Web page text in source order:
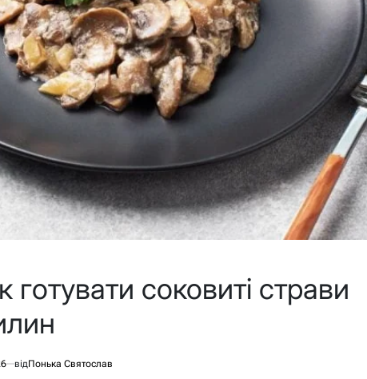
готувати соковиті страви
відПонька Святослав